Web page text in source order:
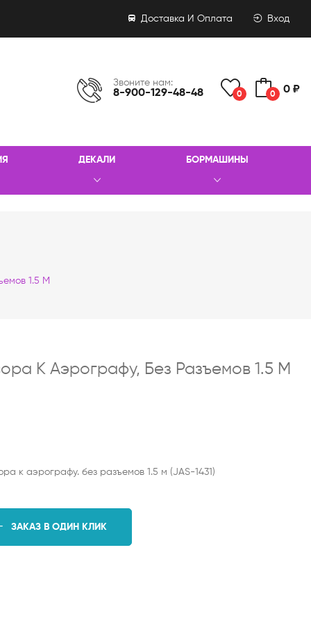
Доставка И Оплата Вход
Звоните нам:
8-900-129-48-48 0 0 0 ₽
ДЕКАЛИ БОРМАШИНЫ
1.5 М
К Аэрографу, Без Разъемов 1.5 М
к аэрографу. без разъемов 1.5 м (JAS-1431)
ЗАКАЗ В ОДИН КЛИК